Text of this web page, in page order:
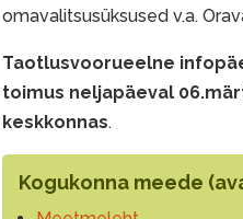
omavalitsusüksused v.a.
Taotlusvoorueelne
toimus neljapäeval
keskkonnas.
Kogukonna meede